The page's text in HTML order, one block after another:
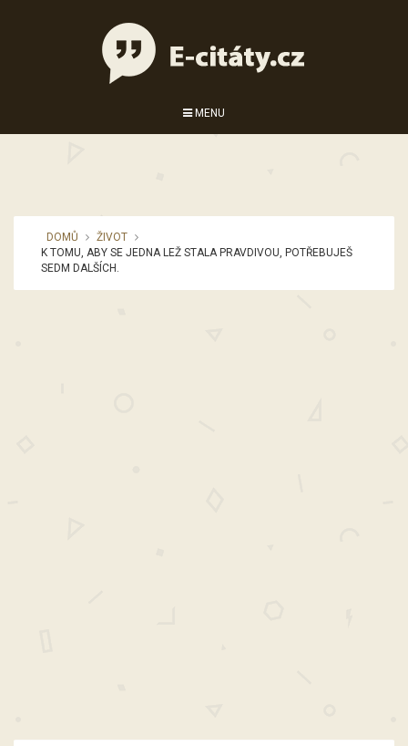
MENU
DOMŮ
ŽIVOT
K TOMU, ABY SE JEDNA LEŽ STALA PRAVDIVOU, POTŘEBUJEŠ
SEDM DALŠÍCH.